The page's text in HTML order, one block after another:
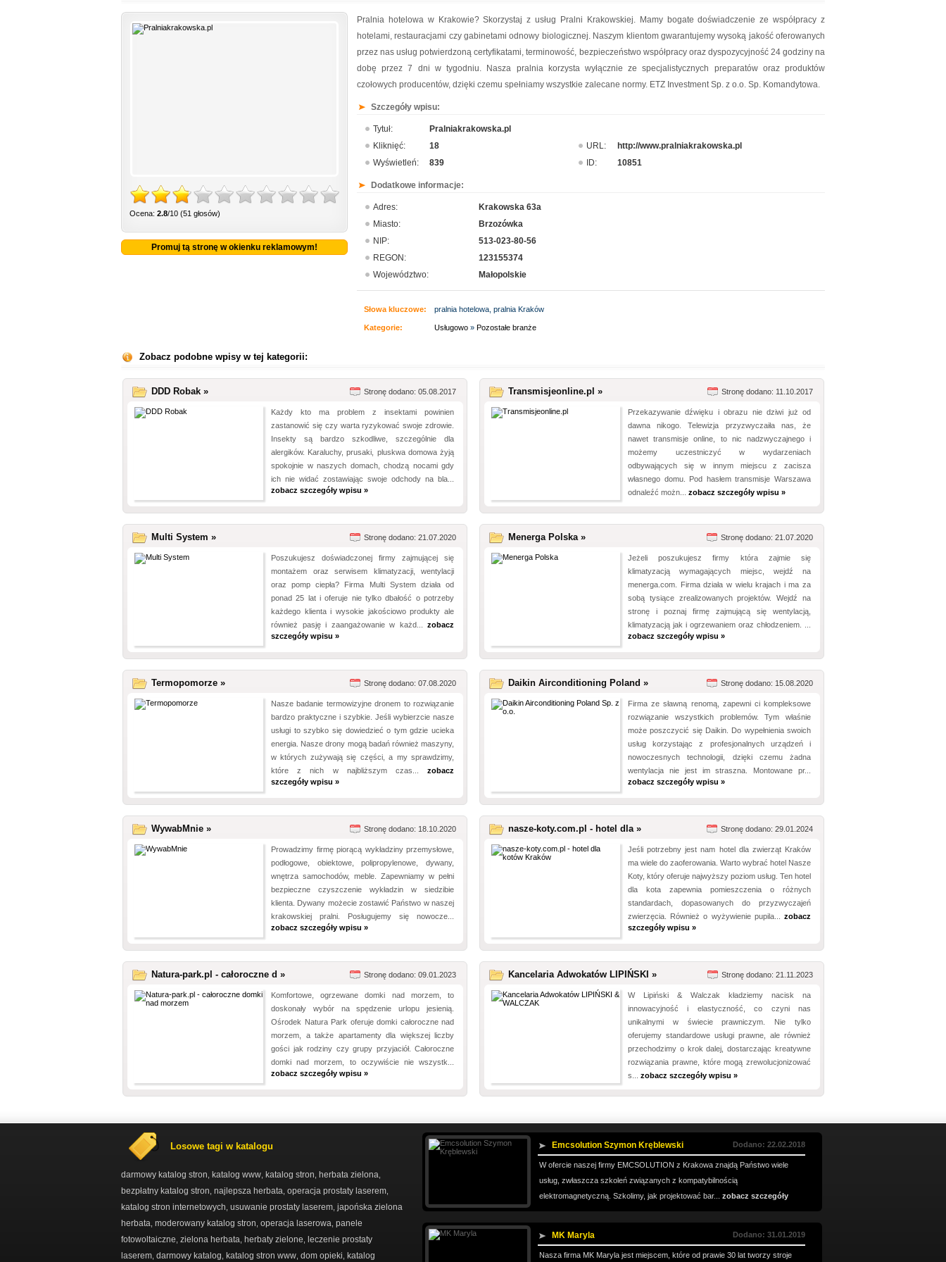
Ocena: 2.8/10 (51 głosów)
Promuj tą stronę w okienku reklamowym!
Pralnia hotelowa w Krakowie? Skorzystaj z usług Pralni Krakowskiej. Mamy bogate doświadczenie ze współpracy z
hotelami, restauracjami czy gabinetami odnowy biologicznej. Naszym klientom gwarantujemy wysoką jakość oferowanych
przez nas usług potwierdzoną certyfikatami, terminowość, bezpieczeństwo współpracy oraz dyspozycyjność 24 godziny na
dobę przez 7 dni w tygodniu. Nasza pralnia korzysta wyłącznie ze specjalistycznych preparatów oraz produktów
czołowych producentów, dzięki czemu spełniamy wszystkie zalecane normy. ETZ Investment Sp. z o.o. Sp. Komandytowa.
Szczegóły wpisu:
Tytuł:
Pralniakrakowska.pl
Kliknięć:
18 URL:
http://www.pralniakrakowska.pl
Wyświetleń:
839 ID: 10851
Dodatkowe informacje:
Adres:
Krakowska 63a
Miasto:
Brzozówka
NIP:
513-023-80-56
REGON:
123155374
Województwo:
Małopolskie
Słowa kluczowe: pralnia hotelowa, pralnia Kraków
Kategorie: Usługowo » Pozostałe branże
Zobacz podobne wpisy w tej kategorii:
DDD Robak » Stronę dodano: 05.08.2017
Każdy kto ma problem z insektami powinien
zastanowić się czy warta ryzykować swoje zdrowie.
Insekty są bardzo szkodliwe, szczególnie dla
alergików. Karaluchy, prusaki, pluskwa domowa żyją
spokojnie w naszych domach, chodzą nocami gdy
ich nie widać zostawiając swoje odchody na bla...
zobacz szczegóły wpisu »
Transmisjeonline.pl » Stronę dodano: 11.10.2017
Przekazywanie dźwięku i obrazu nie dziwi już od
dawna nikogo. Telewizja przyzwyczaiła nas, że
nawet transmisje online, to nic nadzwyczajnego i
możemy uczestniczyć w wydarzeniach
odbywających się w innym miejscu z zacisza
własnego domu. Pod hasłem transmisje Warszawa
odnaleźć możn... zobacz szczegóły wpisu »
Multi System » Stronę dodano: 21.07.2020
Poszukujesz doświadczonej firmy zajmującej się
montażem oraz serwisem klimatyzacji, wentylacji
oraz pomp ciepła? Firma Multi System działa od
ponad 25 lat i oferuje nie tylko dbałość o potrzeby
każdego klienta i wysokie jakościowo produkty ale
również pasję i zaangażowanie w każd... zobacz
szczegóły wpisu »
Menerga Polska » Stronę dodano: 21.07.2020
Jeżeli poszukujesz firmy która zajmie się
klimatyzacją wymagających miejsc, wejdź na
menerga.com. Firma działa w wielu krajach i ma za
sobą tysiące zrealizowanych projektów. Wejdź na
stronę i poznaj firmę zajmującą się wentylacją,
klimatyzacją jak i ogrzewaniem oraz chłodzeniem. ...
zobacz szczegóły wpisu »
Termopomorze » Stronę dodano: 07.08.2020
Nasze badanie termowizyjne dronem to rozwiązanie
bardzo praktyczne i szybkie. Jeśli wybierzcie nasze
usługi to szybko się dowiedzieć o tym gdzie ucieka
energia. Nasze drony mogą badań również maszyny,
w których zużywają się części, a my sprawdzimy,
które z nich w najbliższym czas... zobacz
szczegóły wpisu »
Daikin Airconditioning Poland » Stronę dodano: 15.08.2020
Firma ze sławną renomą, zapewni ci kompleksowe
rozwiązanie wszystkich problemów. Tym właśnie
może poszczycić się Daikin. Do wypełnienia swoich
usług korzystając z profesjonalnych urządzeń i
nowoczesnych technologii, dzięki czemu żadna
wentylacja nie jest im straszna. Montowane pr...
zobacz szczegóły wpisu »
WywabMnie » Stronę dodano: 18.10.2020
Prowadzimy firmę piorącą wykładziny przemysłowe,
podłogowe, obiektowe, polipropylenowe, dywany,
wnętrza samochodów, meble. Zapewniamy w pełni
bezpieczne czyszczenie wykładzin w siedzibie
klienta. Dywany możecie zostawić Państwo w naszej
krakowskiej pralni. Posługujemy się nowocze...
zobacz szczegóły wpisu »
nasze-koty.com.pl - hotel dla » Stronę dodano: 29.01.2024
Jeśli potrzebny jest nam hotel dla zwierząt Kraków
ma wiele do zaoferowania. Warto wybrać hotel Nasze
Koty, który oferuje najwyższy poziom usług. Ten hotel
dla kota zapewnia pomieszczenia o różnych
standardach, dopasowanych do przyzwyczajeń
zwierzęcia. Również o wyżywienie pupila... zobacz
szczegóły wpisu »
Natura-park.pl - całoroczne d » Stronę dodano: 09.01.2023
Komfortowe, ogrzewane domki nad morzem, to
doskonały wybór na spędzenie urlopu jesienią.
Ośrodek Natura Park oferuje domki całoroczne nad
morzem, a także apartamenty dla większej liczby
gości jak rodziny czy grupy przyjaciół. Całoroczne
domki nad morzem, to oczywiście nie wszystk...
zobacz szczegóły wpisu »
Kancelaria Adwokatów LIPIŃSKI » Stronę dodano: 21.11.2023
W Lipiński & Walczak kładziemy nacisk na
innowacyjność i elastyczność, co czyni nas
unikalnymi w świecie prawniczym. Nie tylko
oferujemy standardowe usługi prawne, ale również
przechodzimy o krok dalej, dostarczając kreatywne
rozwiązania prawne, które mogą zrewolucjonizować
s... zobacz szczegóły wpisu »
Losowe tagi w katalogu
darmowy katalog stron katalog www katalog stron herbata zielona
bezpłatny katalog stron najlepsza herbata operacja prostaty laserem
katalog stron internetowych usuwanie prostaty laserem japońska zielona
herbata moderowany katalog stron operacja laserowa panele
fotowoltaiczne zielona herbata herbaty zielone
leczenie prostaty
laserem darmowy katalog katalog stron www dom opieki katalog
Emcsolution Szymon Kręblewski Dodano: 22.02.2018
W ofercie naszej firmy EMCSOLUTION z Krakowa znajdą Państwo wiele
usług, zwłaszcza szkoleń związanych z kompatybilnością
elektromagnetyczną. Szkolimy, jak projektować bar... zobacz szczegóły
MK Maryla Dodano: 31.01.2019
Nasza firma MK Maryla jest miejscem, które od prawie 30 lat tworzy stroje